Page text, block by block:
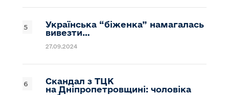
Українська “біженка” намагалась
вивезти…
27.09.2024
Скандал з ТЦК
на Дніпропетровщині: чоловіка